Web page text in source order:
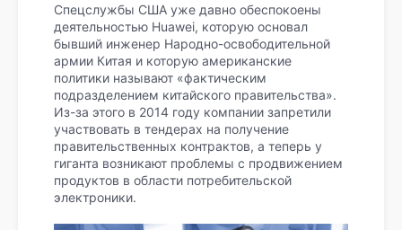
Спецслужбы США уже давно обеспокоены
деятельностью Huawei, которую основал
бывший инженер Народно-освободительной
армии Китая и которую американские
политики называют «фактическим
подразделением китайского правительства».
Из-за этого в 2014 году компании запретили
участвовать в тендерах на получение
правительственных контрактов, а теперь у
гиганта возникают проблемы с продвижением
продуктов в области потребительской
электроники.